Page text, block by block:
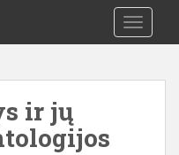
ir jų